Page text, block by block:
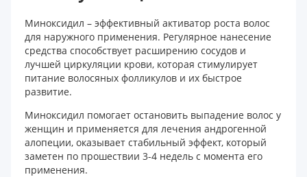
Миноксидил – эффективный активатор роста волос
для наружного применения. Регулярное нанесение
средства способствует расширению сосудов и
лучшей циркуляции крови, которая стимулирует
питание волосяных фолликулов и их быстрое
развитие.
Миноксидил помогает остановить выпадение волос у
женщин и применяется для лечения андрогенной
алопеции, оказывает стабильный эффект, который
заметен по прошествии 3-4 недель с момента его
применения.